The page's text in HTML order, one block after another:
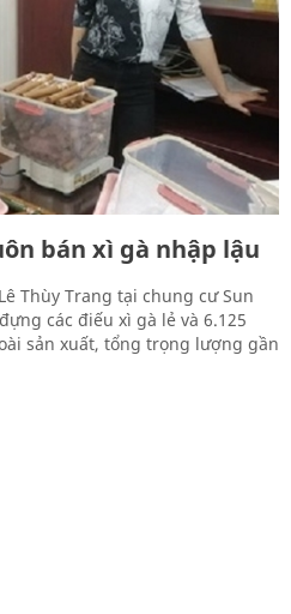
bán xì gà nhập lậu
Thùy Trang tại chung cư Sun
các điếu xì gà lẻ và 6.125
sản xuất, tổng trọng lượng gần